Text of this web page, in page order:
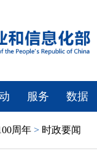
服务 数据
周年 > 时政要闻